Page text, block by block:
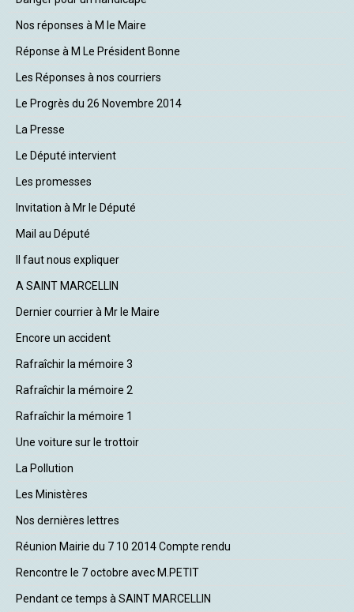
Nos réponses à M le Maire
Réponse à M Le Président Bonne
Les Réponses à nos courriers
Le Progrès du 26 Novembre 2014
La Presse
Le Député intervient
Les promesses
Invitation à Mr le Député
Mail au Député
Il faut nous expliquer
A SAINT MARCELLIN
Dernier courrier à Mr le Maire
Encore un accident
Rafraîchir la mémoire 3
Rafraîchir la mémoire 2
Rafraîchir la mémoire 1
Une voiture sur le trottoir
La Pollution
Les Ministères
Nos dernières lettres
Réunion Mairie du 7 10 2014 Compte rendu
Rencontre le 7 octobre avec M.PETIT
Pendant ce temps à SAINT MARCELLIN